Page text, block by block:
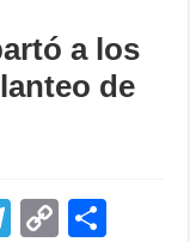
a los
de
T
C